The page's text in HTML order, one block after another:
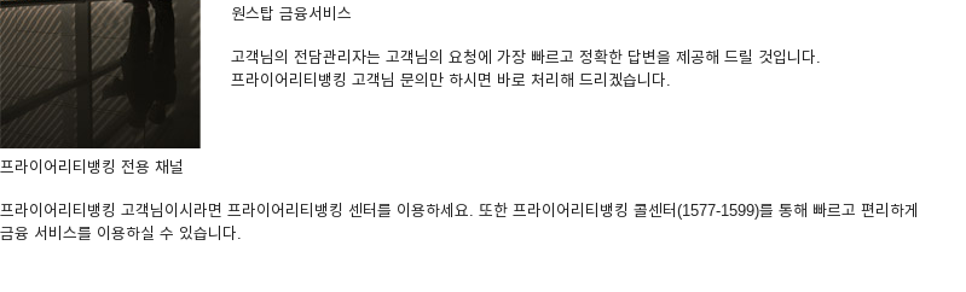
원스탑 금융서비스
고객님의 전담관리자는 고객님의 요청에 가장 빠르고 정확한 답변을 제공해 드릴 것입니다.
프라이어리티뱅킹 고객님 문의만 하시면 바로 처리해 드리겠습니다.
프라이어리티뱅킹 전용 채널
프라이어리티뱅킹 고객님이시라면 프라이어리티뱅킹 센터를 이용하세요. 또한 프라이어리티뱅킹 콜센터(1577-1599)를 통해 빠르고 편리하게
금융 서비스를 이용하실 수 있습니다.